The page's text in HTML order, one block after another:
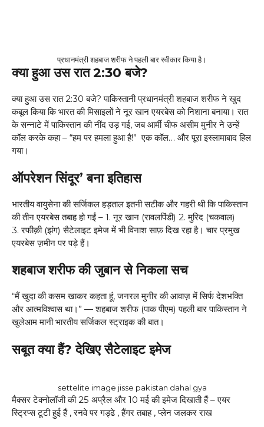
प्रधानमंत्री शहबाज शरीफ ने पहली बार स्वीकार किया है।
क्या हुआ उस रात 2:30 बजे?
क्या हुआ उस रात 2:30 बजे? पाकिस्तानी प्रधानमंत्री शहबाज शरीफ ने खुद
कबूल किया कि भारत की मिसाइलों ने नूर खान एयरबेस को निशाना बनाया। रात
के सन्नाटे में पाकिस्तान की नींद उड़ गई, जब आर्मी चीफ असीम मुनीर ने उन्हें
कॉल करके कहा – “हम पर हमला हुआ है!” एक कॉल… और पूरा इस्लामाबाद हिल
गया।
ऑपरेशन सिंदूर’ बना इतिहास
भारतीय वायुसेना की सर्जिकल हड़ताल इतनी सटीक और गहरी थी कि पाकिस्तान
की तीन एयरबेस तबाह हो गईं – 1. नूर खान (रावलपिंडी) 2. मुरिद (चकवाल)
3. रफीक़ी (झंग) सैटेलाइट इमेज में भी विनाश साफ़ दिख रहा है। चार प्रमुख
एयरबेस ज़मीन पर पड़े हैं।
शहबाज शरीफ की जुबान से निकला सच
“मैं खुदा की कसम खाकर कहता हूं, जनरल मुनीर की आवाज़ में सिर्फ देशभक्ति
और आत्मविश्वास था।” — शहबाज शरीफ (पाक पीएम) पहली बार पाकिस्तान ने
खुलेआम मानी भारतीय सर्जिकल स्ट्राइक की बात।
सबूत क्या हैं? देखिए सैटेलाइट इमेज
settelite image jisse pakistan dahal gya
मैक्सर टेक्नोलॉजी की 25 अप्रैल और 10 मई की इमेज दिखाती हैं – एयर
स्ट्रिप्स टूटी हुई हैं , रनवे पर गड्ढे , हैंगर तबाह , प्लेन जलकर राख